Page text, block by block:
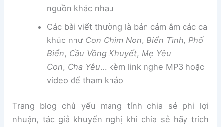
nguồn khác nhau
Các bài viết thường là bản cảm âm các ca
khúc như Con Chim Non, Biển Tình, Phố
Biển, Cầu Vồng Khuyết, Mẹ Yêu
Con, Cha Yêu… kèm link nghe MP3 hoặc
video để tham khảo
Trang blog chủ yếu mang tính chia sẻ phi lợi
nhuận, tác giả khuyến nghị khi chia sẻ hãy trích